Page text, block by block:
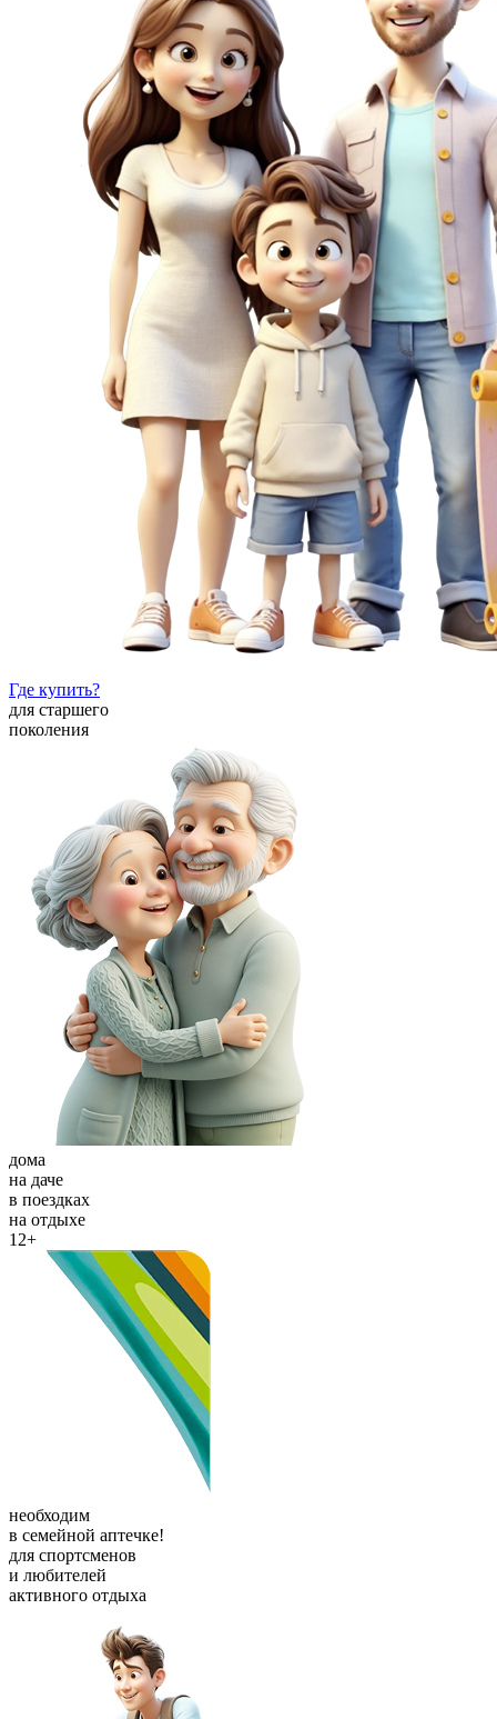
Где купить?
для старшего
поколения
дома
на даче
в поездках
на отдыхе
12+
необходим
в семейной аптечке!
для спортсменов
и любителей
активного отдыха